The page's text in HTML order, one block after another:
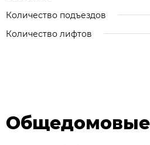
Количество подъездов
Количество лифтов
Общедомовые